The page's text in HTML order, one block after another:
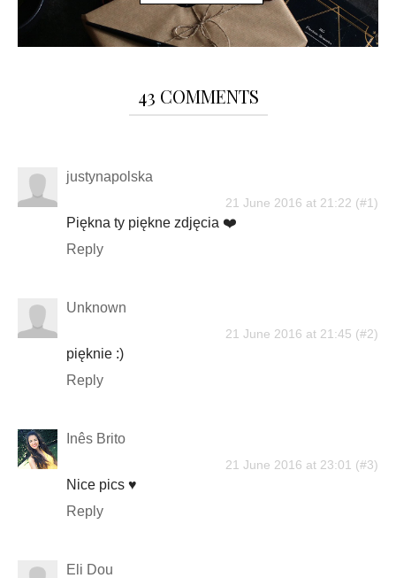
43 COMMENTS
justynapolska
21 June 2016 at 21:22
Piękna ty piękne zdjęcia ❤️
Reply
Unknown
21 June 2016 at 21:45
pięknie :)
Reply
Inês Brito
21 June 2016 at 23:01
Nice pics ♥
Reply
Eli Dou